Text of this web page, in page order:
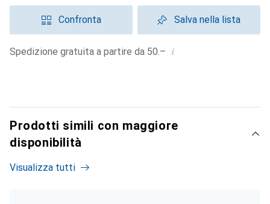
Confronta Salva nella lista
Spedizione gratuita a partire da 50.– i
Prodotti simili con maggiore
disponibilità
Visualizza tutti